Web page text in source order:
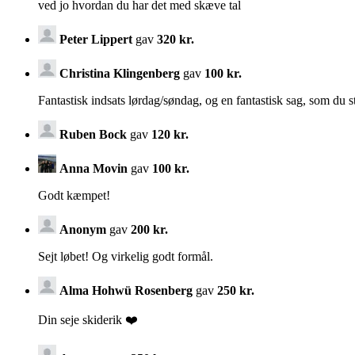
ved jo hvordan du har det med skæve tal
Peter Lippert gav 320 kr.
Christina Klingenberg gav 100 kr.
Fantastisk indsats lørdag/søndag, og en fantastisk sag, som du
Ruben Bock gav 120 kr.
Anna Movin gav 100 kr.
Godt kæmpet!
Anonym gav 200 kr.
Sejt løbet! Og virkelig godt formål.
Alma Hohwü Rosenberg gav 250 kr.
Din seje skiderik ❤️